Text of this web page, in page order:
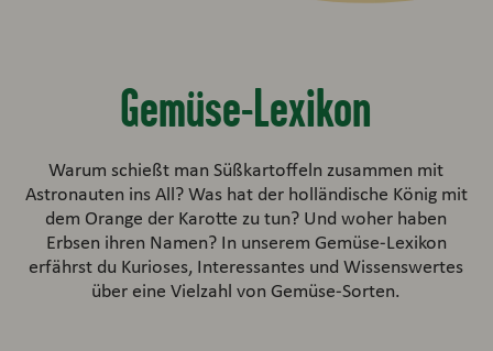
Gemüse-Lexikon
Warum schießt man Süßkartoffeln zusammen mit
Astronauten ins All? Was hat der holländische König mit
dem Orange der Karotte zu tun? Und woher haben
Erbsen ihren Namen? In unserem Gemüse-Lexikon
erfährst du Kurioses, Interessantes und Wissenswertes
über eine Vielzahl von Gemüse-Sorten.